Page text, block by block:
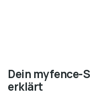
Dein
erklärt